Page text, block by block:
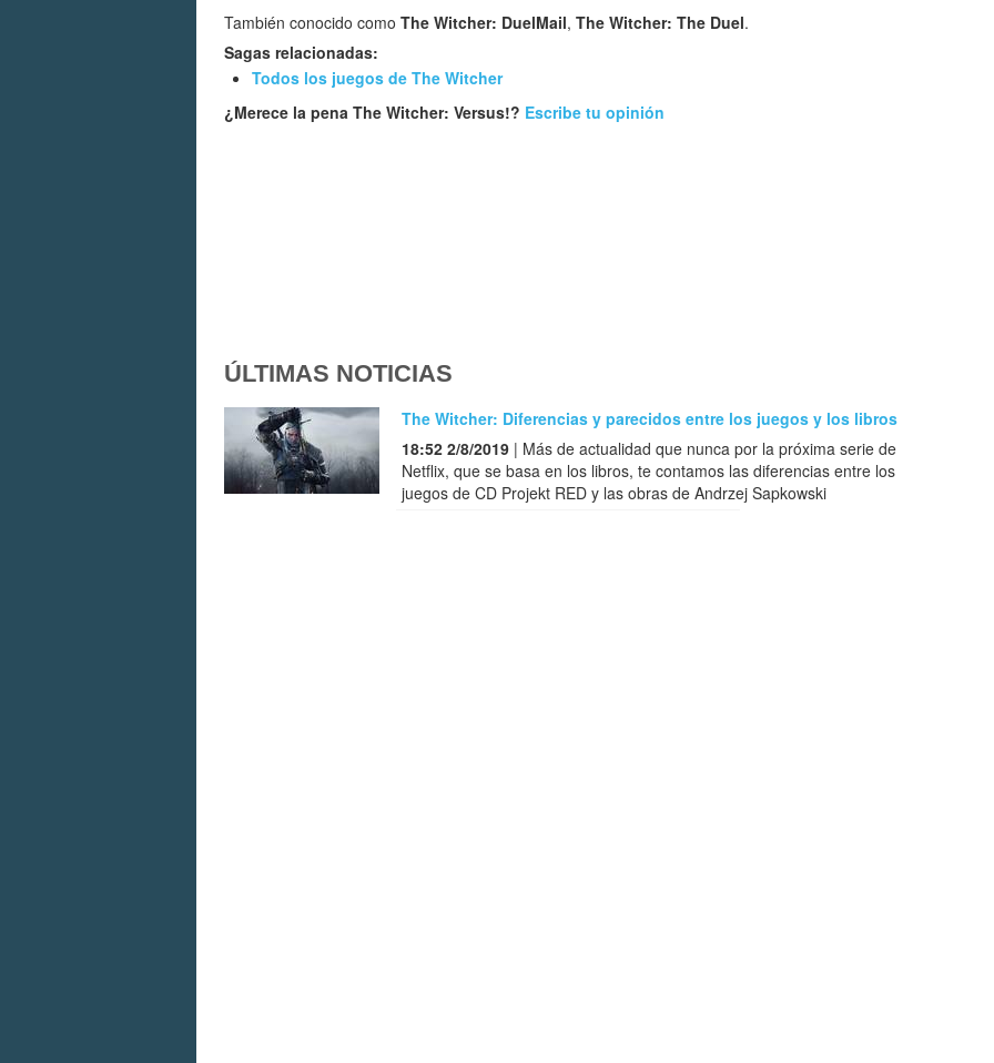
También conocido como The Witcher: DuelMail, The Witcher: The Duel.
Sagas relacionadas:
Todos los juegos de The Witcher
¿Merece la pena The Witcher: Versus!? Escribe tu opinión
ÚLTIMAS NOTICIAS
The Witcher: Diferencias y parecidos entre los juegos y los libros
18:52 2/8/2019 | Más de actualidad que nunca por la próxima serie de
Netflix, que se basa en los libros, te contamos las diferencias entre los
juegos de CD Projekt RED y las obras de Andrzej Sapkowski